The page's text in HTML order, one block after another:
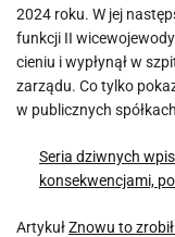
2024 roku. W jej
funkcji II
cieniu i wypłynął w
zarządu. Co tylko
w publicznych
Seria dziwnych
konsekwencjami,
ArtykułZnowu to